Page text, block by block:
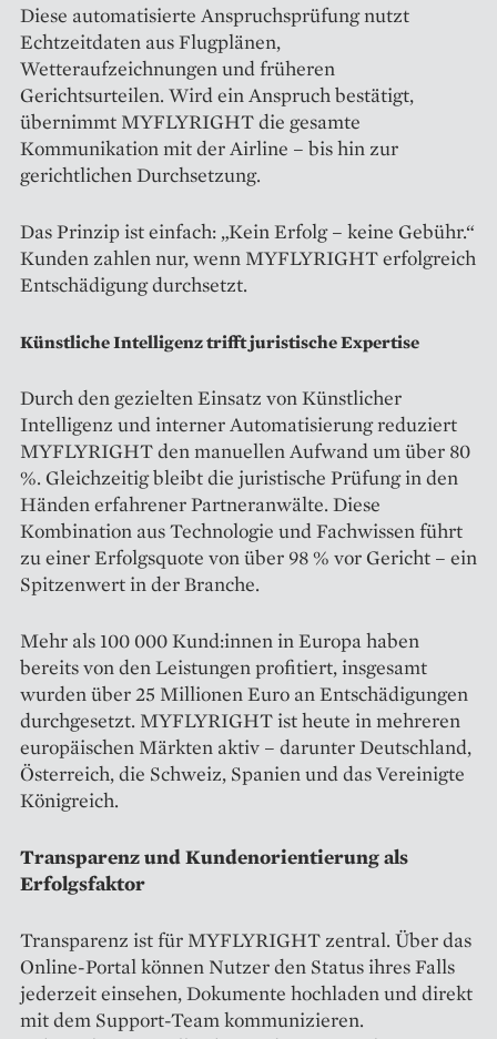
Diese automatisierte Anspruchsprüfung nutzt
Echtzeitdaten aus Flugplänen,
Wetteraufzeichnungen und früheren
Gerichtsurteilen. Wird ein Anspruch bestätigt,
übernimmt MYFLYRIGHT die gesamte
Kommunikation mit der Airline – bis hin zur
gerichtlichen Durchsetzung.
Das Prinzip ist einfach: „Kein Erfolg – keine Gebühr.“
Kunden zahlen nur, wenn MYFLYRIGHT erfolgreich
Entschädigung durchsetzt.
Künstliche Intelligenz trifft juristische Expertise
Durch den gezielten Einsatz von Künstlicher
Intelligenz und interner Automatisierung reduziert
MYFLYRIGHT den manuellen Aufwand um über 80
%. Gleichzeitig bleibt die juristische Prüfung in den
Händen erfahrener Partneranwälte. Diese
Kombination aus Technologie und Fachwissen führt
zu einer Erfolgsquote von über 98 % vor Gericht – ein
Spitzenwert in der Branche.
Mehr als 100 000 Kund:innen in Europa haben
bereits von den Leistungen profitiert, insgesamt
wurden über 25 Millionen Euro an Entschädigungen
durchgesetzt. MYFLYRIGHT ist heute in mehreren
europäischen Märkten aktiv – darunter Deutschland,
Österreich, die Schweiz, Spanien und das Vereinigte
Königreich.
Transparenz und Kundenorientierung als
Erfolgsfaktor
Transparenz ist für MYFLYRIGHT zentral. Über das
Online-Portal können Nutzer den Status ihres Falls
jederzeit einsehen, Dokumente hochladen und direkt
mit dem Support-Team kommunizieren.